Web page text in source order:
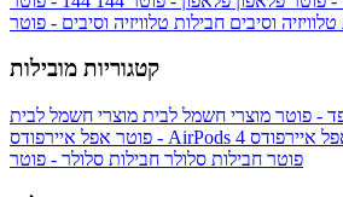
וסיבים חבילות טלוויזיה וסיבים - פוטר
קטגוריות מובילות
- פוטר מוצרי חשמל לבית מוצרי חשמל לבית
- פוטר אפל איירפודס AirPods 4
פוטר חבילות סלולר חבילות סלולר - פוטר